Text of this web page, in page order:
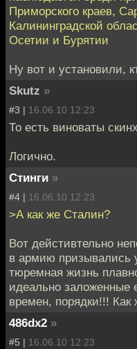
Приморского краев,
Калининградской
Осетии и Бурятии
Ну вот и установили,
Skutz »
#3 | 16.06.10 12:23
То есть виноваты
Логично.
Стинги »
#4 | 16.06.10 12:23
>А как же Сталин?
Вот дейстивтельно
в армию призывались
тюремная жизнь
идеально заложенные
времен, порядки!!! Как
486dx2 »
#5 | 16.06.10 12:23